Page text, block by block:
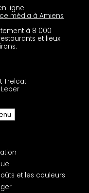
ligne
média à Amiens
à 8 000
et lieux
Trelcat
et les couleurs